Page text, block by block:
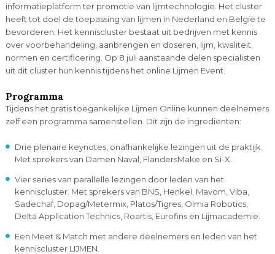
informatieplatform ter promotie van lijmtechnologie. Het cluster
heeft tot doel de toepassing van lijmen in Nederland en België te
bevorderen. Het kenniscluster bestaat uit bedrijven met kennis
over voorbehandeling, aanbrengen en doseren, lijm, kwaliteit,
normen en certificering. Op 8 juli aanstaande delen specialisten
uit dit cluster hun kennis tijdens het online Lijmen Event.
Programma
Tijdens het gratis toegankelijke Lijmen Online kunnen deelnemers
zelf een programma samenstellen. Dit zijn de ingrediënten:
Drie plenaire keynotes, onafhankelijke lezingen uit de praktijk.
Met sprekers van Damen Naval, FlandersMake en Si-X.
Vier series van parallelle lezingen door leden van het
kenniscluster. Met sprekers van BNS, Henkel, Mavom, Viba,
Sadechaf, Dopag/Metermix, Platos/Tigres, Olmia Robotics,
Delta Application Technics, Roartis, Eurofins en Lijmacademie.
Een Meet & Match met andere deelnemers en leden van het
kenniscluster LIJMEN.